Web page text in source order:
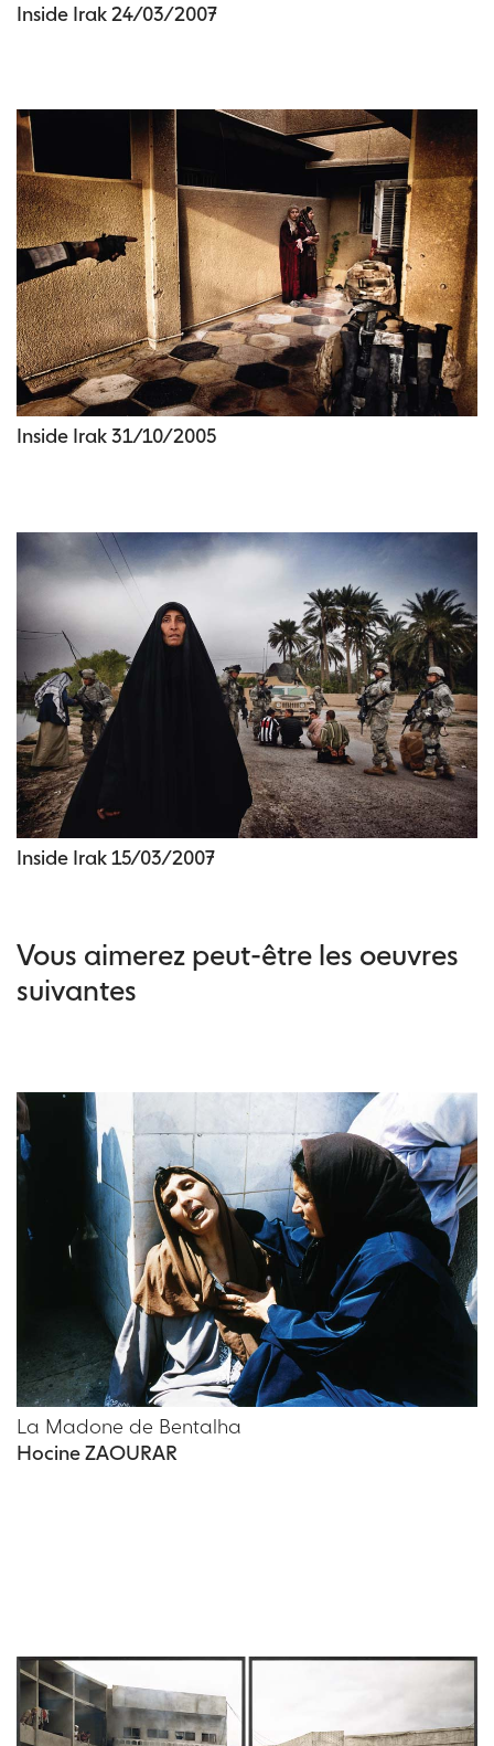
Inside Irak 24/03/2007
Inside Irak 31/10/2005
Inside Irak 15/03/2007
Vous aimerez peut-être les oeuvres
suivantes
La Madone de Bentalha
Hocine ZAOURAR